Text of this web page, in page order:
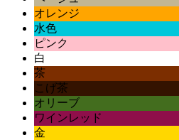
オレンジ
水色
ピンク
白
茶
こげ茶
オリーブ
ワインレッド
金